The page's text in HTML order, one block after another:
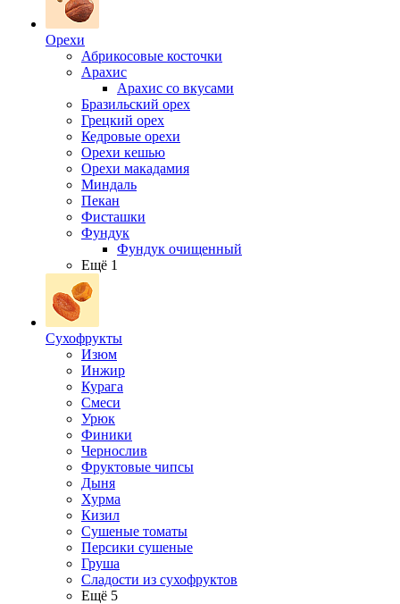
Орехи
Абрикосовые косточки
Арахис
Арахис со вкусами
Бразильский орех
Грецкий орех
Кедровые орехи
Орехи кешью
Орехи макадамия
Миндаль
Пекан
Фисташки
Фундук
Фундук очищенный
Ещё 1
Сухофрукты
Изюм
Инжир
Курага
Смеси
Урюк
Финики
Чернослив
Фруктовые чипсы
Дыня
Хурма
Кизил
Сушеные томаты
Персики сушеные
Груша
Сладости из сухофруктов
Ещё 5